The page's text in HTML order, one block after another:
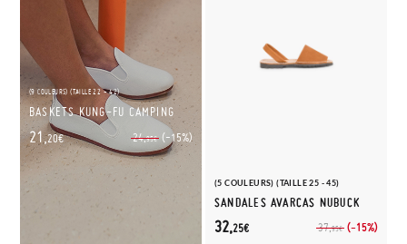
(9 COULEURS) (TAILLE 22 - 42)
BASKETS KUNG-FU CAMPING
24,95€ (-15%)
21,20€
(5 COULEURS) (TAILLE 25 - 45)
SANDALES AVARCAS NUBUCK
37,95€ (-15%)
32,25€